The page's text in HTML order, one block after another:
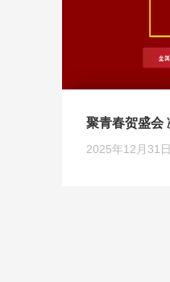
2025年12月31日